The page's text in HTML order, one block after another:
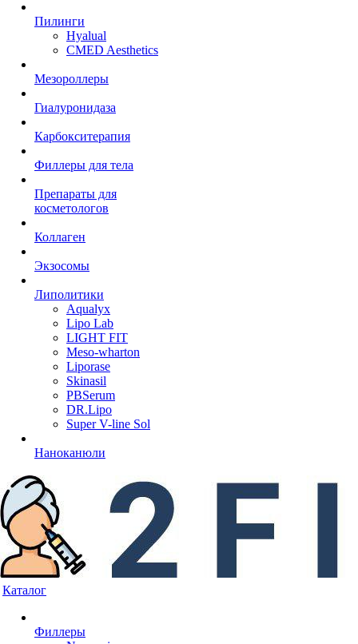
Пилинги
Hyalual
CMED Aesthetics
Мезороллеры
Гиалуронидаза
Карбокситерапия
Филлеры для тела
Препараты для
косметологов
Коллаген
Экзосомы
Липолитики
Aqualyx
Lipo Lab
LIGHT FIT
Meso-wharton
Liporase
Skinasil
PBSerum
DR.Lipo
Super V-line Sol
Наноканюли
Каталог
Филлеры